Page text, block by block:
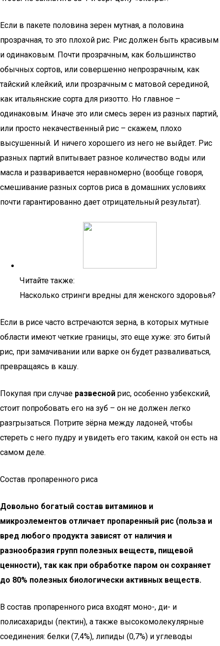
Если в пакете половина зерен мутная, а половина
прозрачная, то это плохой рис. Рис должен быть красивым
и одинаковым. Почти прозрачным, как большинство
обычных сортов, или совершенно непрозрачным, как
тайский клейкий, или прозрачным с матовой серединой,
как итальянские сорта для ризотто. Но главное –
одинаковым. Иначе это или смесь зерен из разных партий,
или просто некачественный рис – скажем, плохо
высушенный. И ничего хорошего из него не выйдет. Рис
разных партий впитывает разное количество воды или
масла и разваривается неравномерно (вообще говоря,
смешивание разных сортов риса в домашних условиях
почти гарантированно дает отрицательный результат).
Читайте также:
Насколько стринги вредны для женского здоровья?
Если в рисе часто встречаются зерна, в которых мутные
области имеют четкие границы, это еще хуже: это битый
рис, при замачивании или варке он будет разваливаться,
превращаясь в кашу.
Покупая при случае развесной рис, особенно узбекский,
стоит попробовать его на зуб – он не должен легко
разгрызаться. Потрите зёрна между ладоней, чтобы
стереть с него пудру и увидеть его таким, какой он есть на
самом деле.
Состав пропаренного риса
Довольно богатый состав витаминов и
микроэлементов отличает пропаренный рис (польза и
вред любого продукта зависят от наличия и
разнообразия групп полезных веществ, пищевой
ценности), так как при обработке паром он сохраняет
до 80% полезных биологически активных веществ.
В состав пропаренного риса входят моно-, ди- и
полисахариды (пектин), а также высокомолекулярные
соединения: белки (7,4%), липиды (0,7%) и углеводы